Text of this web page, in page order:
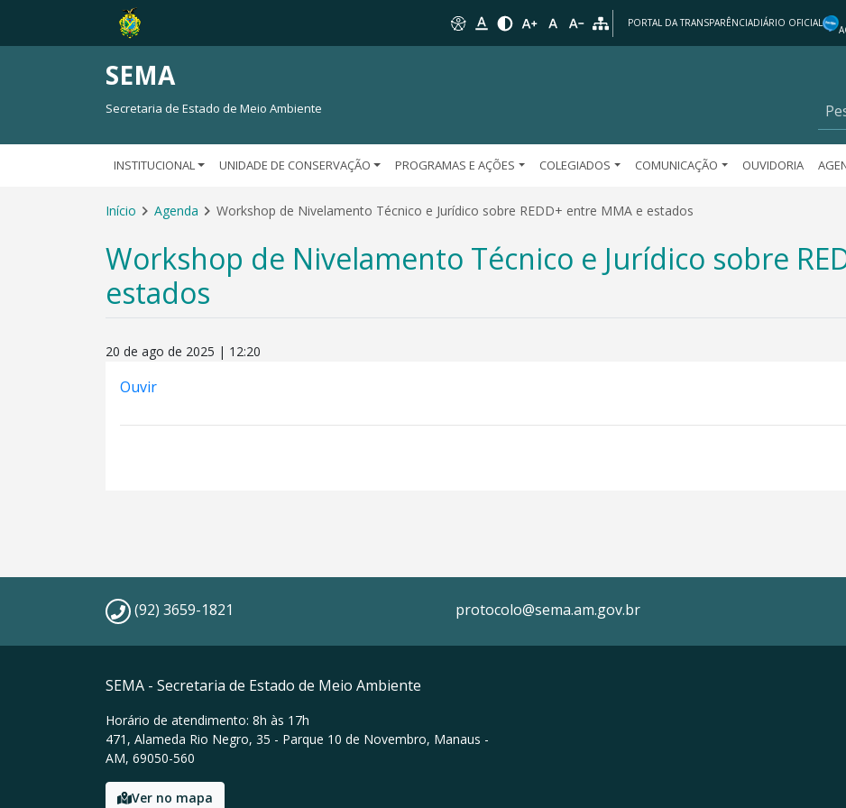
PORTAL DA TRANSPARÊNCIADIÁRIO OFICIAL
SEMA
Secretaria de Estado de Meio Ambiente
INSTITUCIONAL UNIDADE DE CONSERVAÇÃO PROGRAMAS E AÇÕES COLEGIADOS COMUNICAÇÃO OUVIDORIA
Início Agenda Workshop de Nivelamento Técnico e Jurídico sobre REDD+ entre MMA e estados
Workshop de Nivelamento Técnico e Jurídico sobre
estados
20 de ago de 2025 | 12:20
Ouvir
(92) 3659-1821 protocolo@sema.am.gov.br
SEMA - Secretaria de Estado de Meio Ambiente
Horário de atendimento: 8h às 17h
471, Alameda Rio Negro, 35 - Parque 10 de Novembro, Manaus -
AM, 69050-560
Ver no mapa